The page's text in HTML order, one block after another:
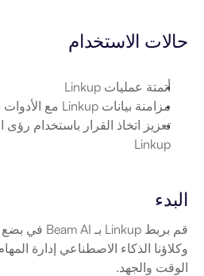
حالات الاستخدام
أتمتة عمليات Linkup
مزامنة بيانات Linkup مع الأدوات الأخرى
Linkup
البدء
الوقت والجهد.